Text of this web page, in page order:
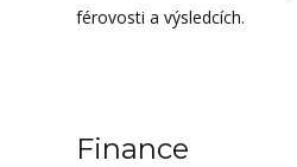
férovosti a výsledcích.
Finance